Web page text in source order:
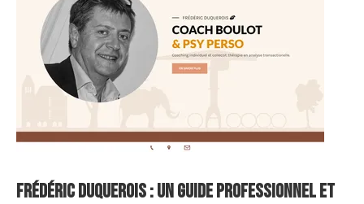
Frédéric Duquerois : Un Guide Professionnel et